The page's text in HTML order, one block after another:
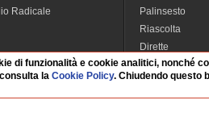
Radicale
Requiem
informatica
Palinsesto
Riascolta
Dirette
Rubriche
Interviste
Statistiche
di funzionalità e cookie analitici, nonché
laCookie Policy. Chiudendo questo